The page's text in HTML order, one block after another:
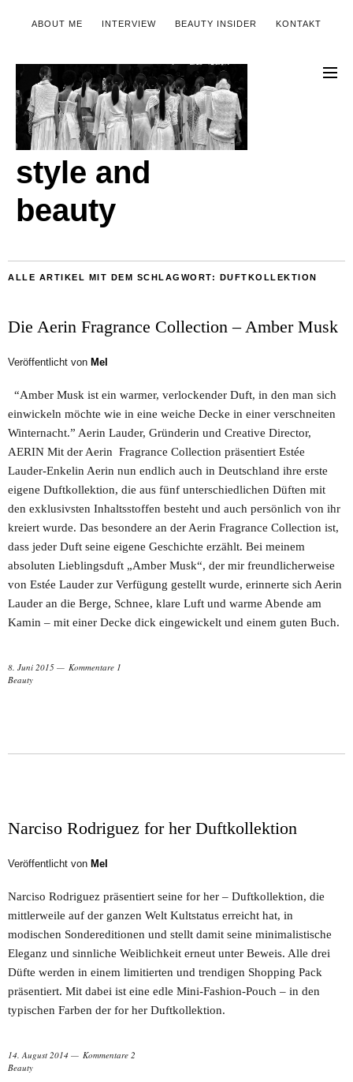
ABOUT ME INTERVIEW BEAUTY INSIDER KONTAKT
style and
beauty
ALLE ARTIKEL MIT DEM SCHLAGWORT: DUFTKOLLEKTION
Die Aerin Fragrance Collection – Amber Musk
Veröffentlicht von Mel
“Amber Musk ist ein warmer, verlockender Duft, in den man sich
einwickeln möchte wie in eine weiche Decke in einer verschneiten
Winternacht.” Aerin Lauder, Gründerin und Creative Director,
AERIN Mit der Aerin Fragrance Collection präsentiert Estée
Lauder-Enkelin Aerin nun endlich auch in Deutschland ihre erste
eigene Duftkollektion, die aus fünf unterschiedlichen Düften mit
den exklusivsten Inhaltsstoffen besteht und auch persönlich von ihr
kreiert wurde. Das besondere an der Aerin Fragrance Collection ist,
dass jeder Duft seine eigene Geschichte erzählt. Bei meinem
absoluten Lieblingsduft „Amber Musk“, der mir freundlicherweise
von Estée Lauder zur Verfügung gestellt wurde, erinnerte sich Aerin
Lauder an die Berge, Schnee, klare Luft und warme Abende am
Kamin – mit einer Decke dick eingewickelt und einem guten Buch.
8. Juni 2015
Kommentare 1
Beauty
Narciso Rodriguez for her Duftkollektion
Veröffentlicht von Mel
Narciso Rodriguez präsentiert seine for her – Duftkollektion, die
mittlerweile auf der ganzen Welt Kultstatus erreicht hat, in
modischen Sondereditionen und stellt damit seine minimalistische
Eleganz und sinnliche Weiblichkeit erneut unter Beweis. Alle drei
Düfte werden in einem limitierten und trendigen Shopping Pack
präsentiert. Mit dabei ist eine edle Mini-Fashion-Pouch – in den
typischen Farben der for her Duftkollektion.
14. August 2014
Kommentare 2
Beauty